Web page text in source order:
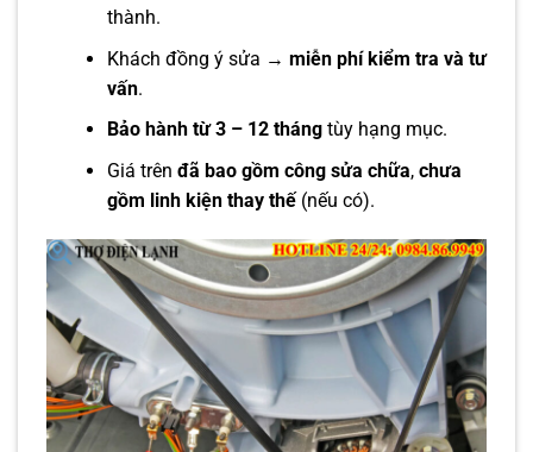
thành.
Khách đồng ý sửa → miễn phí kiểm tra và tư
vấn.
Bảo hành từ 3 – 12 thángtùy hạng mục.
Giá trên đã bao gồm công sửa chữa, chưa
gồm linh kiện thay thế(nếu có).